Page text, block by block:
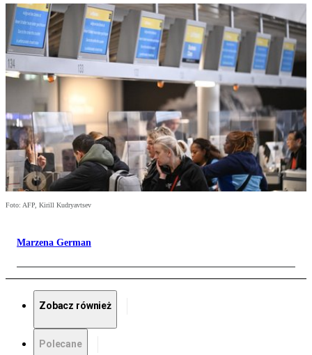
Foto: AFP, Kirill Kudryavtsev
Marzena German
Zobacz również
Polecane